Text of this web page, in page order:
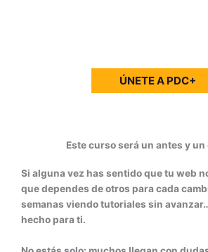
ÚNETE A PDC+
Este curso será un antes y
Si alguna vez has sentido que tu web
que dependes de otros para cada
semanas viendo tutoriales sin
hecho para ti.